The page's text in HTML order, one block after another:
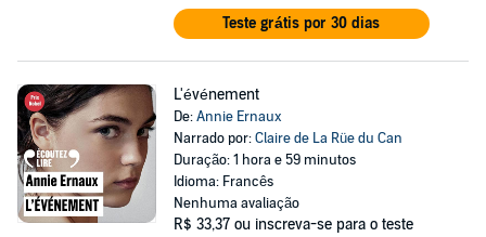
Teste grátis por 30 dias
L'événement
De:Annie Ernaux
Narrado por:Claire de La Rüe du Can
Duração: 1 hora e 59 minutos
Idioma: Francês
Nenhuma avaliação
R$ 33,37 ou inscreva-se para o teste